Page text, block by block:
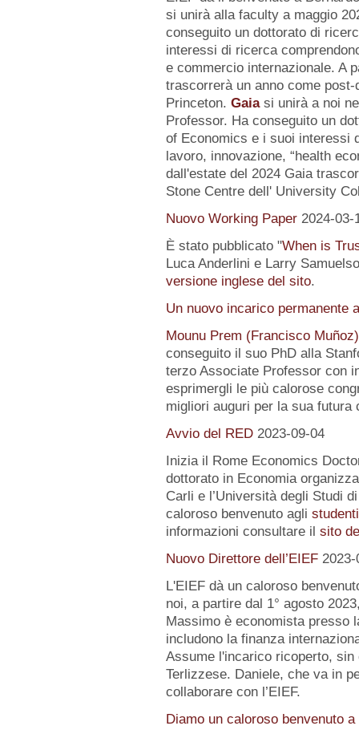
si unirà alla faculty a maggio
conseguito un dottorato di
interessi di ricerca
e commercio internazionale. A
trascorrerà un anno come
Princeton. Gaiasi unirà a noi
Professor. Ha conseguito un
of Economics e i suoi interessi
lavoro, innovazione, “health
dall'estate del 2024 Gaia
Stone Centre dell' University
Nuovo Working Paper 2024-03-
È stato pubblicato "When is
Luca Anderlini e Larry
versione inglese del sito.
Un nuovo incarico permanente
Mounu Prem (Francisco Muñoz)
conseguito il suo PhD alla
terzo Associate Professor con
esprimergli le più calorose
migliori auguri per la sua futura
Avvio del RED 2023-09-04
Inizia il Rome Economics
dottorato in Economia
Carli e l’Università degli Studi
caloroso benvenuto agli
informazioni consultare il sito
Nuovo Direttore dell’EIEF 2023-
L'EIEF dà un caloroso
noi, a partire dal 1° agosto
Massimo è economista presso
includono la finanza
Assume l'incarico ricoperto, sin
Terlizzese. Daniele, che va in
collaborare con l’EIEF.
Diamo un caloroso benvenuto